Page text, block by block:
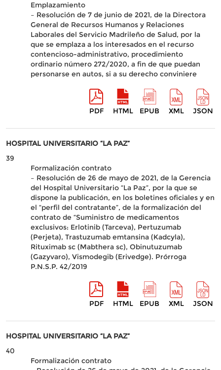
Emplazamiento
– Resolución de 7 de junio de 2021, de la Directora
General de Recursos Humanos y Relaciones
Laborales del Servicio Madrileño de Salud, por la
que se emplaza a los interesados en el recurso
contencioso-administrativo, procedimiento
ordinario número 272/2020, a fin de que puedan
personarse en autos, si a su derecho conviniere
PDF HTML EPUB XML JSON
HOSPITAL UNIVERSITARIO “LA PAZ”
39
Formalización contrato
– Resolución de 26 de mayo de 2021, de la Gerencia
del Hospital Universitario “La Paz”, por la que se
dispone la publicación, en los boletines oficiales y en
el “perfil del contratante”, de la formalización del
contrato de “Suministro de medicamentos
exclusivos: Erlotinib (Tarceva), Pertuzumab
(Perjeta), Trastuzumab emtansina (Kadcyla),
Rituximab sc (Mabthera sc), Obinutuzumab
(Gazyvaro), Vismodegib (Erivedge). Prórroga
P.N.S.P. 42/2019
PDF HTML EPUB XML JSON
HOSPITAL UNIVERSITARIO “LA PAZ”
40
Formalización contrato